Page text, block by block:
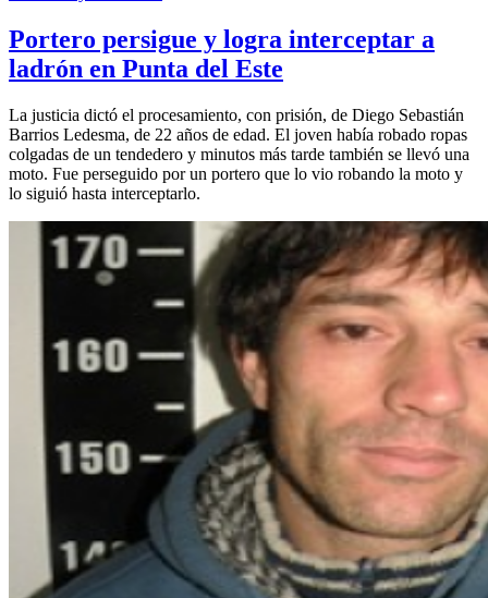
Portero persigue y logra interceptar a
ladrón en Punta del Este
La justicia dictó el procesamiento, con prisión, de Diego Sebastián
Barrios Ledesma, de 22 años de edad. El joven había robado ropas
colgadas de un tendedero y minutos más tarde también se llevó una
moto. Fue perseguido por un portero que lo vio robando la moto y
lo siguió hasta interceptarlo.